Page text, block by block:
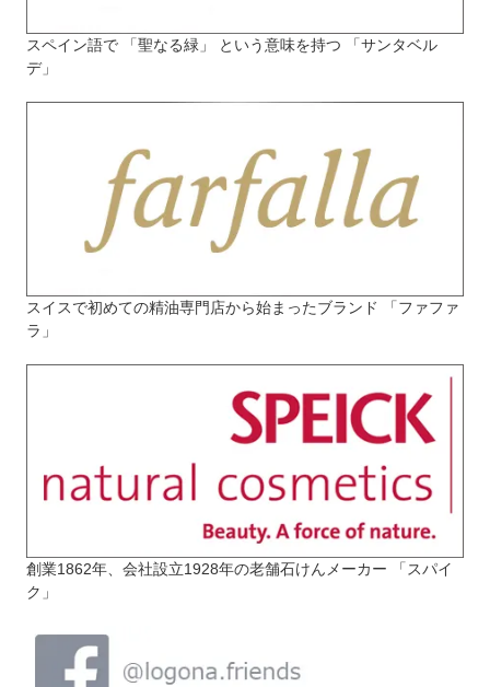
スペイン語で 「聖なる緑」 という意味を持つ 「サンタベル
デ」
スイスで初めての精油専門店から始まったブランド 「ファファ
ラ」
創業1862年、会社設立1928年の老舗石けんメーカー 「スパイ
ク」